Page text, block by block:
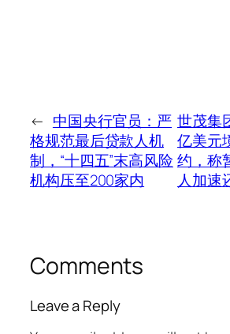
← 中国央行官员：严
格规范最后贷款人机
制，“十四五”末高风险
机构压至200家内
世茂集
亿美元
约，称
人加速
Comments
Leave a Reply